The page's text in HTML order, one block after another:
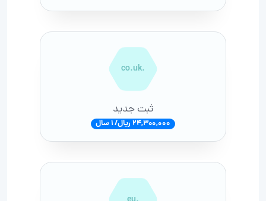
.co.uk
ثبت جدید
24,300,000 ریال/ 1 سال